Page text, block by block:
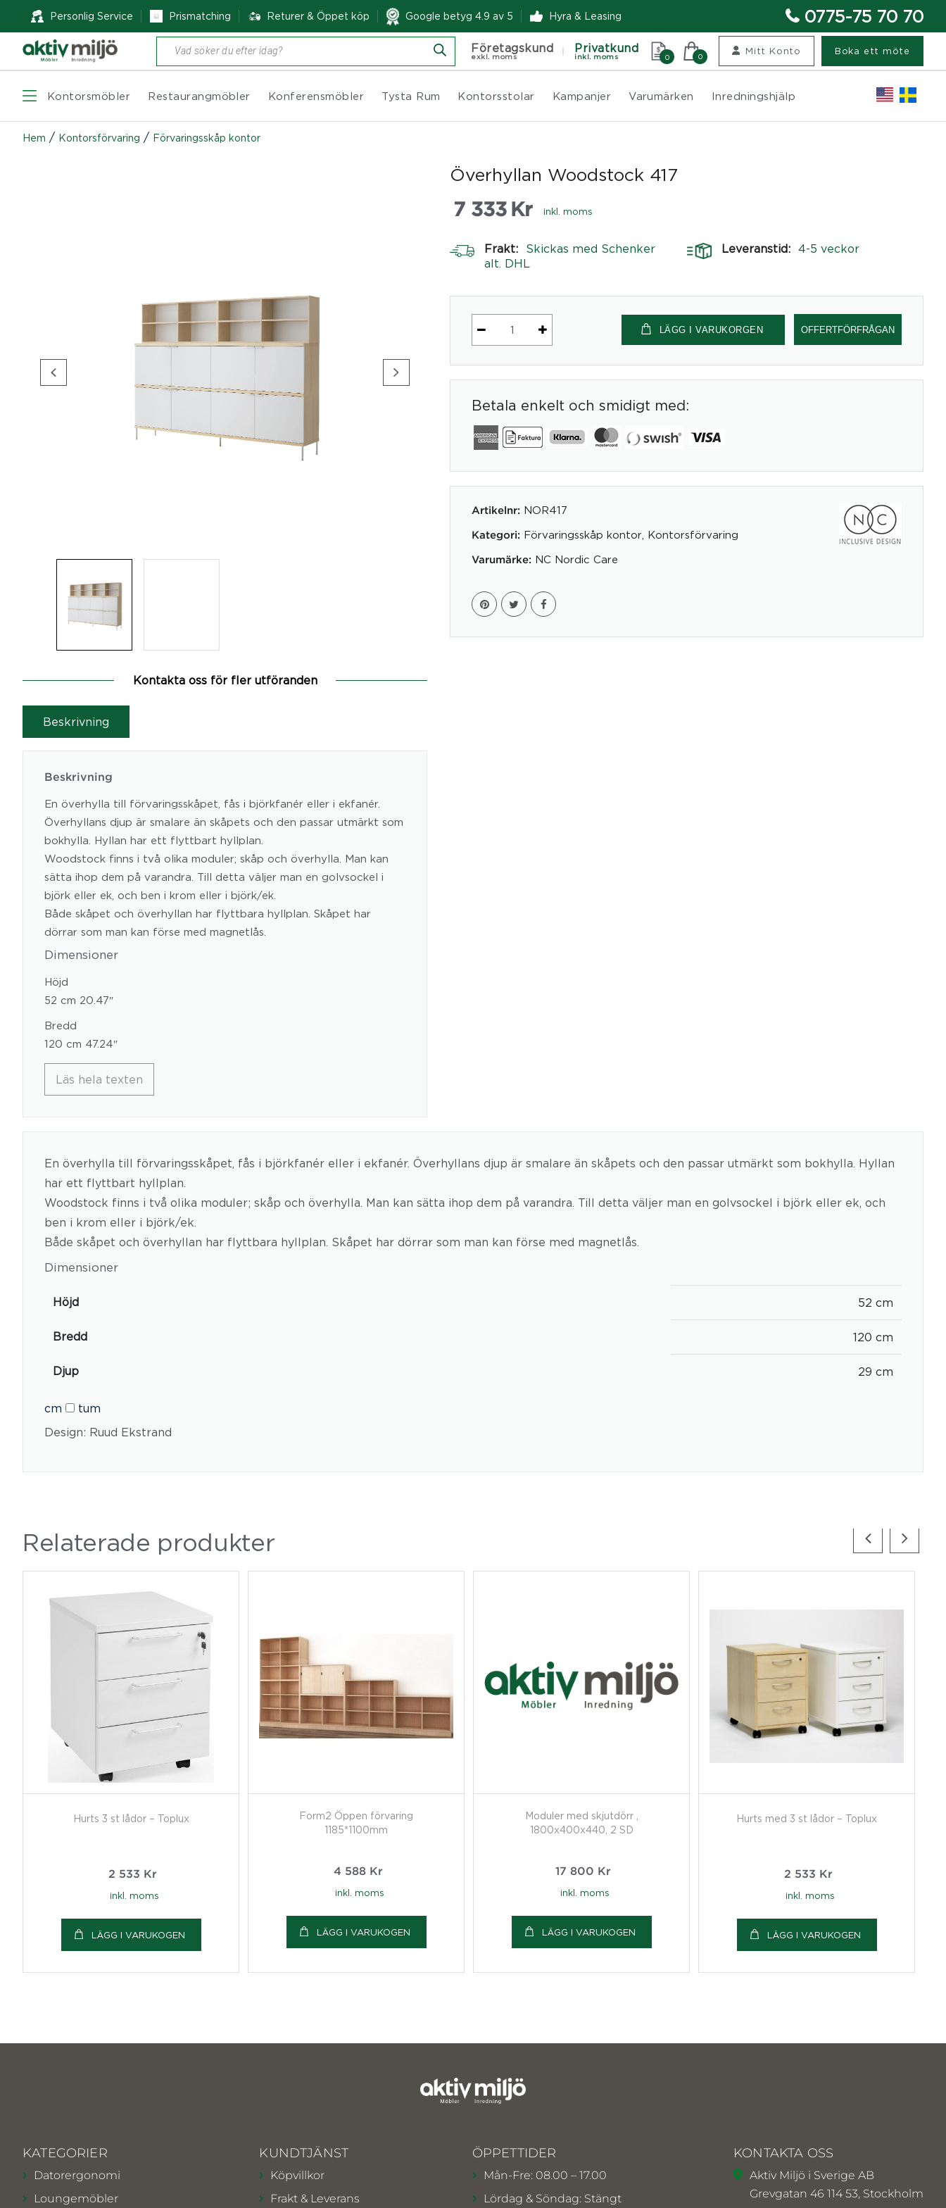
Personlig Service Prismatching Returer & Öppet köp Google betyg 4.9 av 5 Hyra & Leasing 0775-75 70 70
Produktsökning Företagskund
exkl. moms
Privatkund
inkl. moms 0 0
Mitt Konto Boka ett möte
Kontorsmöbler Restaurangmöbler Konferensmöbler Tysta Rum Kontorsstolar Kampanjer Varumärken Inredningshjälp
Hem / Kontorsförvaring / Förvaringsskåp kontor
Kontakta oss för fler utföranden
Beskrivning
Beskrivning
En överhylla till förvaringsskåpet, fås i björkfanér eller i ekfanér.
Överhyllans djup är smalare än skåpets och den passar utmärkt som
bokhylla. Hyllan har ett flyttbart hyllplan.
Woodstock finns i två olika moduler; skåp och överhylla. Man kan
sätta ihop dem på varandra. Till detta väljer man en golvsockel i
björk eller ek, och ben i krom eller i björk/ek.
Både skåpet och överhyllan har flyttbara hyllplan. Skåpet har
dörrar som man kan förse med magnetlås.
Dimensioner
Höjd
52 cm 20.47″
Bredd
120 cm 47.24″
Läs hela texten
Överhyllan Woodstock 417
7 333 Kr inkl. moms
Frakt:
Skickas med Schenker
alt. DHL
Leveranstid: 4-5 veckor
Överhyllan
LÄGG I VARUKORGEN OFFERTFÖRFRÅGAN
Betala enkelt och smidigt med:
Artikelnr: NOR417
Kategori: Förvaringsskåp kontor Kontorsförvaring
Varumärke: NC Nordic Care
En överhylla till förvaringsskåpet, fås i björkfanér eller i ekfanér. Överhyllans djup är smalare än skåpets och den passar utmärkt som bokhylla. Hyllan
har ett flyttbart hyllplan.
Woodstock finns i två olika moduler; skåp och överhylla. Man kan sätta ihop dem på varandra. Till detta väljer man en golvsockel i björk eller ek, och
ben i krom eller i björk/ek.
Både skåpet och överhyllan har flyttbara hyllplan. Skåpet har dörrar som man kan förse med magnetlås.
Dimensioner
Höjd 52 cm
Bredd 120 cm
Djup 29 cm
cm
tum
Design: Ruud Ekstrand
Relaterade produkter
Hurts 3 st lådor – Toplux
2 533 Kr
inkl. moms
LÄGG I VARUKOGEN
Form2 Öppen förvaring
1185*1100mm
4 588 Kr
inkl. moms
LÄGG I VARUKOGEN
Moduler med skjutdörr ,
1800x400x440, 2 SD
17 800 Kr
inkl. moms
LÄGG I VARUKOGEN
Hurts med 3 st lådor – Toplux
2 533 Kr
inkl. moms
LÄGG I VARUKOGEN
KATEGORIER
Datorergonomi
Loungemöbler
KUNDTJÄNST
Köpvillkor
Frakt & Leverans
ÖPPETTIDER
Mån-Fre: 08.00 – 17.00
Lördag & Söndag: Stängt
KONTAKTA OSS
Aktiv Miljö i Sverige AB
Grevgatan 46 114 53, Stockholm